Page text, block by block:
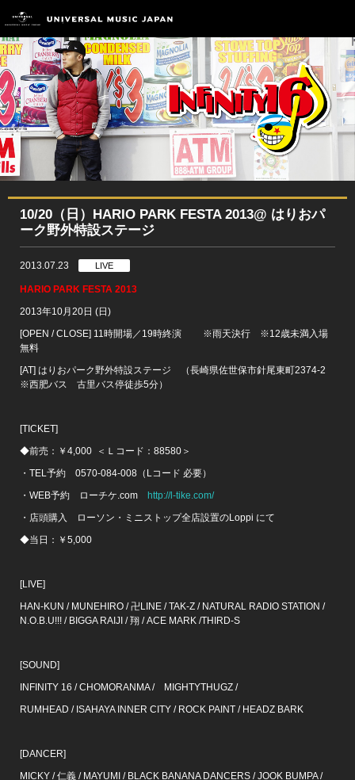
10/20（日）HARIO PARK FESTA 2013@ はりおパ
ーク野外特設ステージ
2013.07.23 LIVE
HARIO PARK FESTA 2013
2013年10月20日 (日)
[OPEN / CLOSE] 11時開場／19時終演 ※雨天決行 ※12歳未満入場
無料
[AT] はりおパーク野外特設ステージ （長崎県佐世保市針尾東町2374-2
※西肥バス 古里バス停徒歩5分）
[TICKET]
◆前売：￥4,000 ＜Ｌコード：88580＞
・TEL予約 0570-084-008（Lコード 必要）
・WEB予約 ローチケ.com
http://l-tike.com/
・店頭購入 ローソン・ミニストップ全店設置のLoppi にて
◆当日：￥5,000
[LIVE]
HAN-KUN / MUNEHIRO / 卍LINE / TAK-Z / NATURAL RADIO STATION /
N.O.B.U!!! / BIGGA RAIJI / 翔 / ACE MARK /THIRD-S
[SOUND]
INFINITY 16 / CHOMORANMA / MIGHTYTHUGZ /
RUMHEAD / ISAHAYA INNER CITY / ROCK PAINT / HEADZ BARK
[DANCER]
MICKY / 仁義 / MAYUMI / BLACK BANANA DANCERS / JOOK BUMPA /